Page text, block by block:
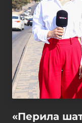
«Перила